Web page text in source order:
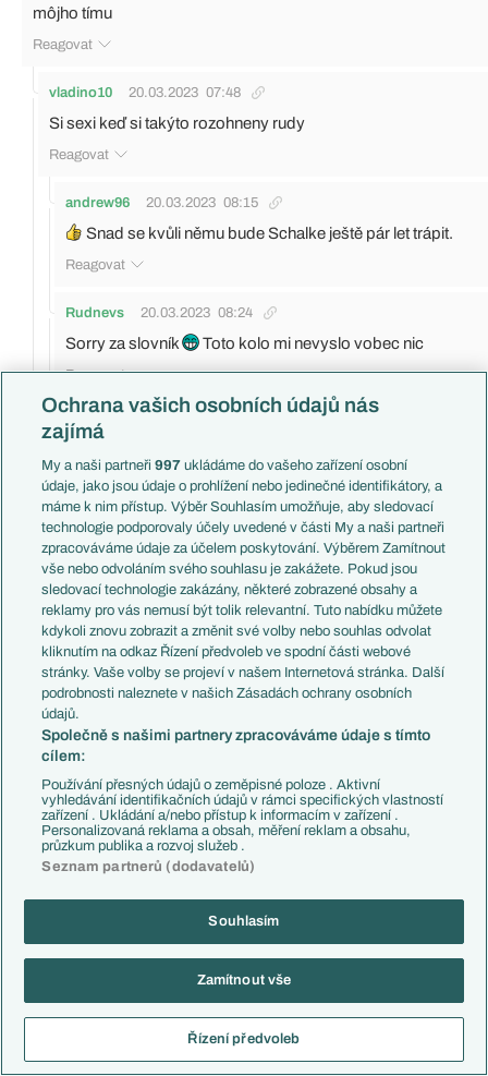
môjho tímu
Reagovat
vladino10 20.03.2023 07:48
Si sexi keď si takýto rozohneny rudy
Reagovat
andrew96 20.03.2023 08:15
Snad se kvůli němu bude Schalke ještě pár let trápit.
Reagovat
Rudnevs 20.03.2023 08:24
Sorry za slovník Toto kolo mi nevyslo vobec nic
Reagovat
andrew96
Elversberg už taky trochu chřadne. Škoda, že Lvi už
mají celkem mezeru.
Reagovat
Rudnevs 20.03.2023 09:31
Löwen vyzerali na zaciatku dobre, fandil som im, ale
nejak to upadlo. Odniesol si to Köllner a nový tréner
nepriniesol nič. Nejaky skorodôchodca, ktorý celý
život trénoval provinčné celky vo Švajčiarsku. Palec
nikomu, ale neviem či to bol dobrý krok.
druhej Darmstadt a Heidenheim, tak je to bohužiaľ
dosť kvalitatívny downgrade pre obe ligy. Stále tak
nejak dúfam, že z tretej by si to jedno miesto mohlo
zobrať Dynamo alebo Mannheim (aspoň by bolo
Reagovat
Ochrana vašich osobních údajů nás
zajímá
My a naši partneři997 ukládáme do vašeho zařízení osobní
údaje, jako jsou údaje o prohlížení nebo jedinečné identifikátory, a
máme k nim přístup. Výběr Souhlasím umožňuje, aby sledovací
technologie podporovaly účely uvedené v části My a naši partneři
zpracováváme údaje za účelem poskytování. Výběrem Zamítnout
vše nebo odvoláním svého souhlasu je zakážete. Pokud jsou
sledovací technologie zakázány, některé zobrazené obsahy a
reklamy pro vás nemusí být tolik relevantní. Tuto nabídku můžete
kdykoli znovu zobrazit a změnit své volby nebo souhlas odvolat
kliknutím na odkaz Řízení předvoleb ve spodní části webové
stránky. Vaše volby se projeví v našem Internetová stránka. Další
podrobnosti naleznete v našich Zásadách ochrany osobních
údajů.
Společně s našimi partnery zpracováváme údaje s tímto
cílem:
Používání přesných údajů o zeměpisné poloze . Aktivní
vyhledávání identifikačních údajů v rámci specifických vlastností
zařízení . Ukládání a/nebo přístup k informacím v zařízení .
Personalizovaná reklama a obsah, měření reklam a obsahu,
průzkum publika a rozvoj služeb .
Seznam partnerů (dodavatelů)
Souhlasím
Zamítnout vše
Řízení předvoleb